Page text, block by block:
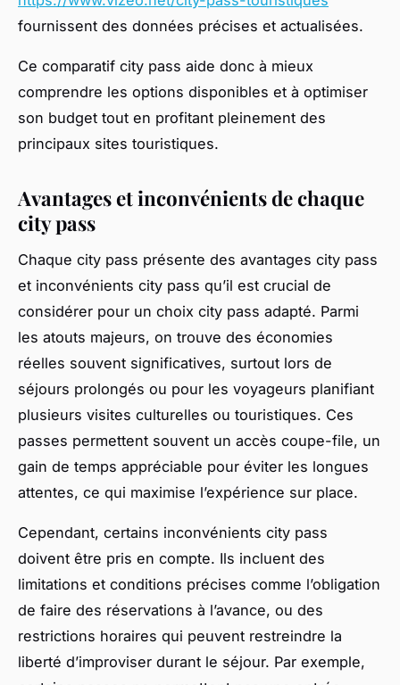
fournissent des données précises et actualisées.
Ce comparatif city pass aide donc à mieux
comprendre les options disponibles et à optimiser
son budget tout en profitant pleinement des
principaux sites touristiques.
Avantages et inconvénients de chaque
city pass
Chaque city pass présente des avantages city pass
et inconvénients city pass qu’il est crucial de
considérer pour un choix city pass adapté. Parmi
les atouts majeurs, on trouve des économies
réelles souvent significatives, surtout lors de
séjours prolongés ou pour les voyageurs planifiant
plusieurs visites culturelles ou touristiques. Ces
passes permettent souvent un accès coupe-file, un
gain de temps appréciable pour éviter les longues
attentes, ce qui maximise l’expérience sur place.
Cependant, certains inconvénients city pass
doivent être pris en compte. Ils incluent des
limitations et conditions précises comme l’obligation
de faire des réservations à l’avance, ou des
restrictions horaires qui peuvent restreindre la
liberté d’improviser durant le séjour. Par exemple,